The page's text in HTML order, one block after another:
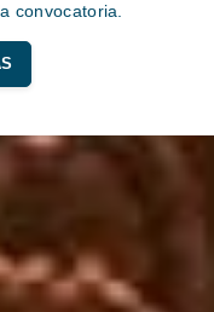
convocatoria.